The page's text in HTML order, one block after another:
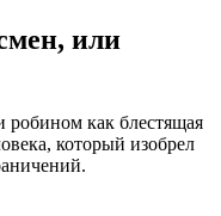
или
как блестящая
который изобрел